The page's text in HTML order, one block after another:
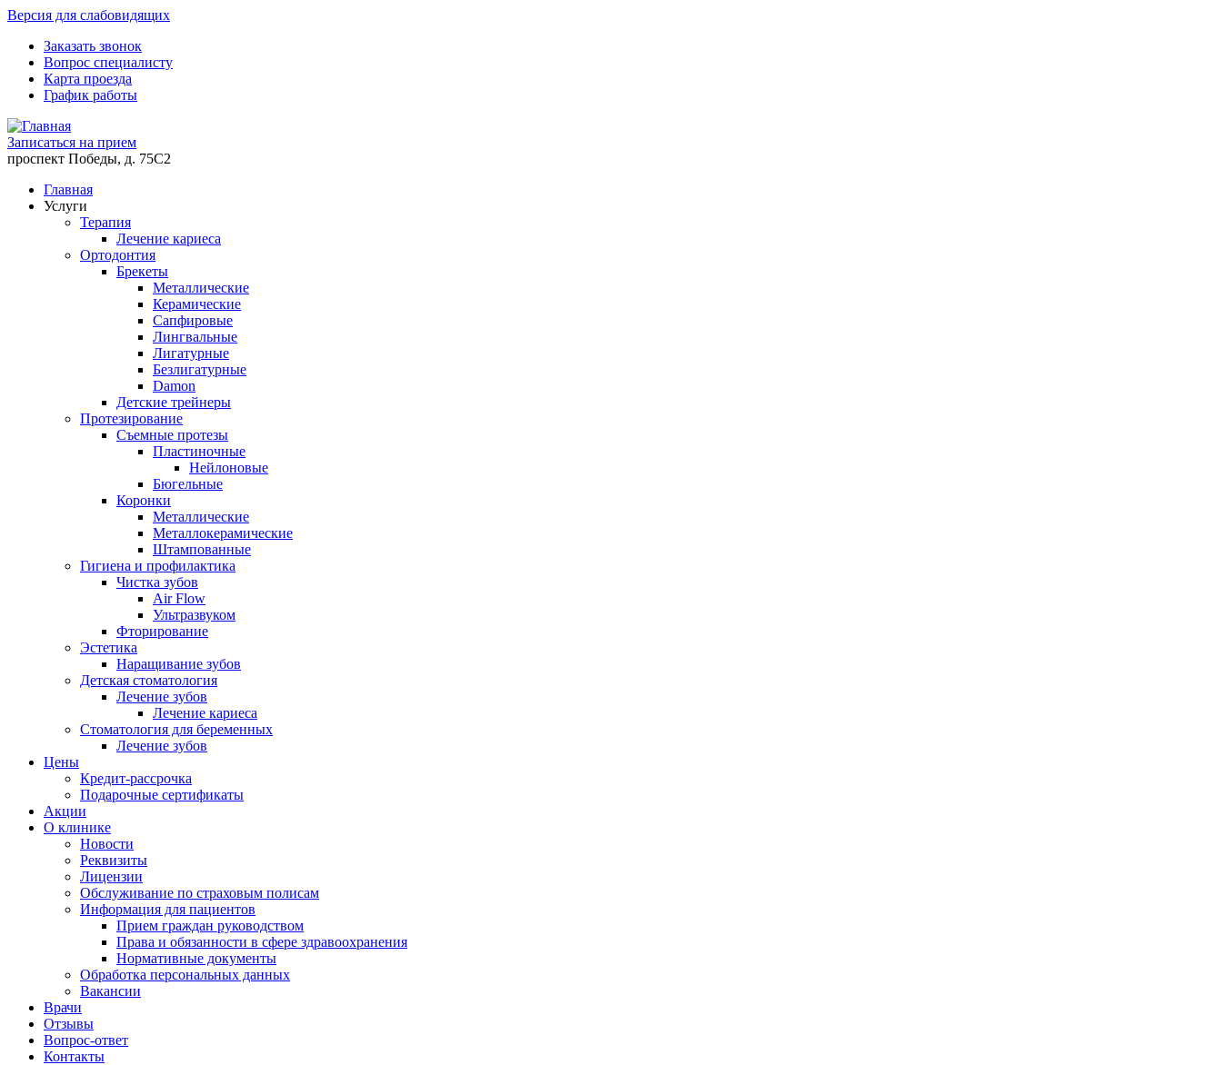
Версия для слабовидящих
Заказать звонок
Вопрос специалисту
Карта проезда
График работы
Записаться на прием
проспект Победы, д. 75C2
Главная
Услуги
Терапия
Лечение кариеса
Ортодонтия
Брекеты
Металлические
Керамические
Cапфировые
Лингвальные
Лигатурные
Безлигатурные
Damon
Детские трейнеры
Протезирование
Съемные протезы
Пластиночные
Нейлоновые
Бюгельные
Коронки
Металлические
Металлокерамические
Штампованные
Гигиена и профилактика
Чистка зубов
Air Flow
Ультразвуком
Фторирование
Эстетика
Наращивание зубов
Детская стоматология
Лечение зубов
Лечение кариеса
Стоматология для беременных
Лечение зубов
Цены
Кредит-рассрочка
Подарочные сертификаты
Акции
О клинике
Новости
Реквизиты
Лицензии
Обслуживание по страховым полисам
Информация для пациентов
Прием граждан руководством
Права и обязанности в сфере здравоохранения
Нормативные документы
Обработка персональных данных
Вакансии
Врачи
Отзывы
Вопрос-ответ
Контакты